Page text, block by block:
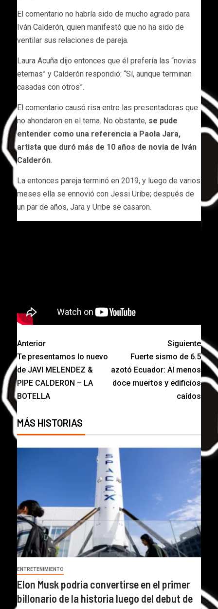
El comentario no habría sido de mucho agrado para
Iván Calderón, quien manifestó que no ha sido de
ventilar sus relaciones de pareja.
Laura Acuña dijo entonces que él prefería las “novias
eternas” y Calderón respondió: “Sí, aunque terminan
casadas con otros”.
El comentario causó risa entre las presentadoras que
no ahondaron en el tema. No obstante, se pude
entender como una referencia a Paola Jara,
artista que duró más de 10 años de novia de Iván
Calderón.
La entonces pareja terminó en 2019, y luego de varios
meses ella se ennovió con Jessi Uribe; después de
un par de años, Jara y Uribe se casaron.
Anterior
Te presentamos lo nuevo
de JAVI MELENDEZ &
PIPE CALDERON – LA
BOTELLA
Siguiente
Fuerte sismo de 6.5
azotó Ecuador: Al menos
doce muertos y edificios
caídos
MÁS HISTORIAS
ENTRETENIMIENTO
Elon Musk podría convertirse en el primer
billonario de la historia luego del debut de